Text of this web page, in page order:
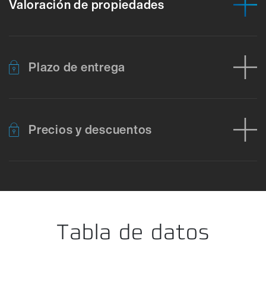
Valoración de propiedades
Plazo de entrega
Precios y descuentos
Tabla de datos